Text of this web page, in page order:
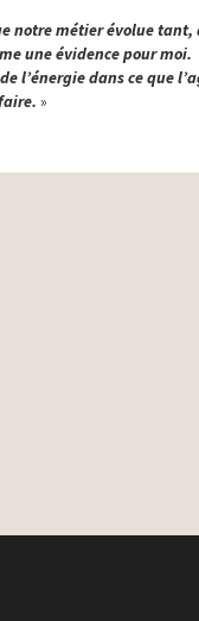
notre métier évolue
une évidence pour moi.
l’énergie dans ce que
»